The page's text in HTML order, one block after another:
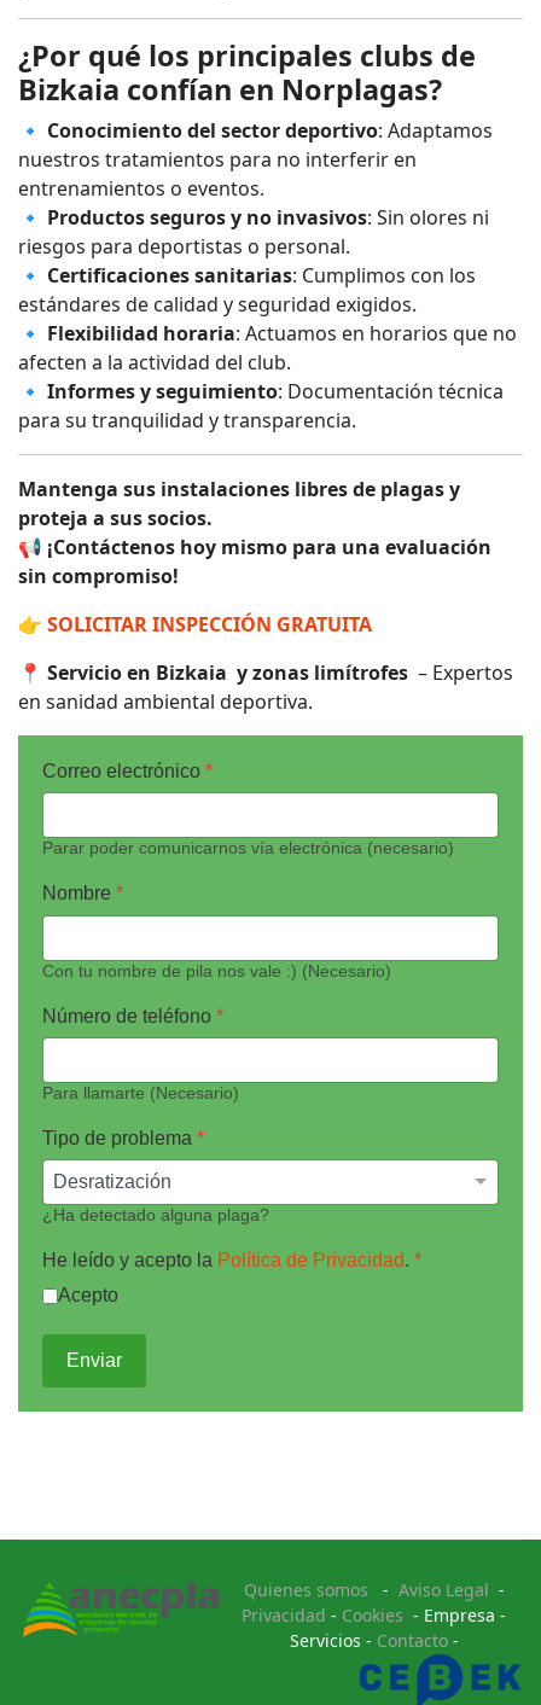
¿Por qué los principales clubs de
Bizkaia confían en Norplagas?
🔹 Conocimiento del sector deportivo: Adaptamos
nuestros tratamientos para no interferir en
entrenamientos o eventos.
🔹 Productos seguros y no invasivos: Sin olores ni
riesgos para deportistas o personal.
🔹 Certificaciones sanitarias: Cumplimos con los
estándares de calidad y seguridad exigidos.
🔹 Flexibilidad horaria: Actuamos en horarios que no
afecten a la actividad del club.
🔹 Informes y seguimiento: Documentación técnica
para su tranquilidad y transparencia.
Mantenga sus instalaciones libres de plagas y
proteja a sus socios.
📢 ¡Contáctenos hoy mismo para una evaluación
sin compromiso!
👉 SOLICITAR INSPECCIÓN GRATUITA
📍 Servicio en Bizkaia y zonas limítrofes – Expertos
en sanidad ambiental deportiva.
Correo electrónico *
Parar poder comunicarnos vía electrónica (necesario)
Nombre *
Con tu nombre de pila nos vale :) (Necesario)
Número de teléfono *
Para llamarte (Necesario)
Tipo de problema *
¿Ha detectado alguna plaga?
He leído y acepto la Política de Privacidad. *
Acepto
Enviar
Quienes somos - Aviso Legal -
Privacidad - Cookies - Empresa -
Servicios - Contacto-